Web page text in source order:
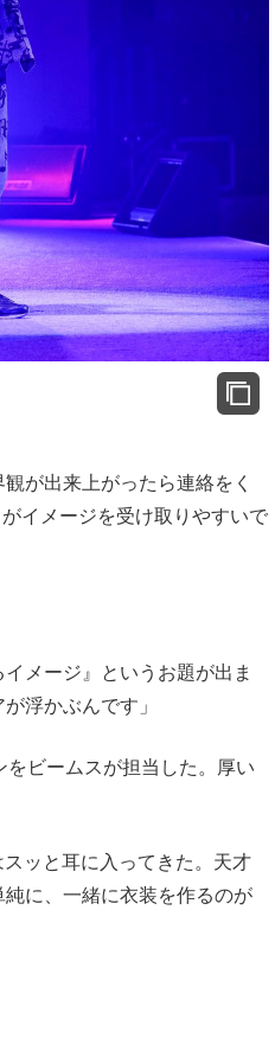
が出来上がったら連絡をく
イメージを受け取りやすいで
メージ』というお題が出ま
浮かぶんです」
ビームスが担当した。厚い
ッと耳に入ってきた。天才
に、一緒に衣装を作るのが